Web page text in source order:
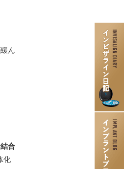
しばりの治療・
ん
合
化